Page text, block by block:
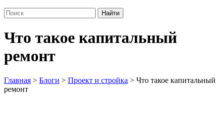
Что такое капитальный
ремонт
Главная > Блоги > Проект и стройка > Что такое капитальный
ремонт